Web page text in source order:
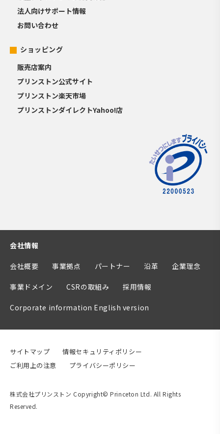
法人向けサポート情報
お問い合わせ
ショッピング
販売店案内
プリンストン公式サイト
プリンストン楽天市場
プリンストンダイレクトYahoo!店
会社情報
会社概要 事業拠点 パートナー 沿革 企業理念
事業ドメイン CSRの取組み 採用情報
Corporate information English version
サイトマップ
情報セキュリティポリシー
ご利用上の注意
プライバシーポリシー
株式会社プリンストン Copyright© Princeton Ltd. All Rights
Reserved.